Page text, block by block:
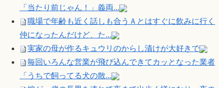
「当たり前じゃん！」義両...
職場で年齢も近く話しも合うＡとはすぐに飲みに行く
仲になったんだけど、た...
実家の母が作るキュウリのからし漬けが大好きで
毎回いろんな営業が飛び込んできてカッとなった業者
「うちで飼ってる犬の散...